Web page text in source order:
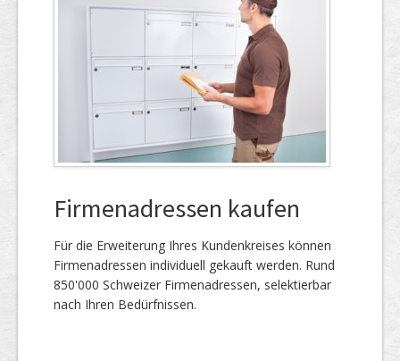
Firmenadressen kaufen
Für die Er­wei­te­rung Ihres Kun­den­kreises kön­nen
Firmen­adressen individuell gekauft werden. Rund
850'000 Schweizer Firmen­adressen, selek­tierbar
nach Ihren Bedürfnissen.